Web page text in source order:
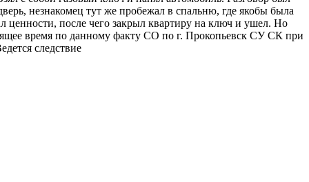
незнакомец тут же пробежал в спальню, где якобы была
ценности, после чего закрыл квартиру на ключ и ушел. Но
время по данному факту СО по г. Прокопьевск СУ СК при
следствие